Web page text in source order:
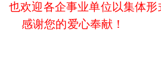
也欢迎各企事业单位以集体形
感谢您的爱心奉献！